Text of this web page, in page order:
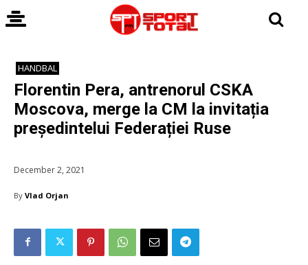
HANDBAL
Florentin Pera, antrenorul CSKA
Moscova, merge la CM la invitația
președintelui Federației Ruse
December 2, 2021
By Vlad Orjan